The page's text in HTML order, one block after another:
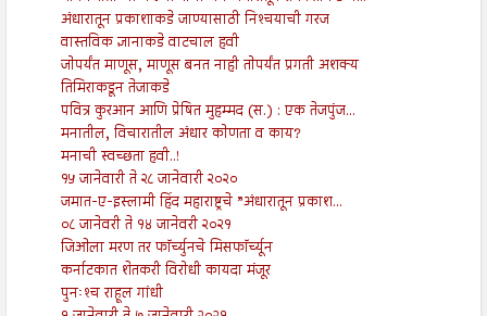
अंधारातून प्रकाशाकडे जाण्यासाठी निश्‍चयाची गरज
वास्तविक ज्ञानाकडे वाटचाल हवी
जोपर्यंत माणूस, माणूस बनत नाही तोपर्यंत प्रगती अशक्य
तिमिराकडून तेजाकडे
पवित्र कुरआन आणि प्रेषित मुहम्मद (स.) : एक तेजपुंज...
मनातील, विचारातील अंधार कोणता व काय?
मनाची स्वच्छता हवी..!
१५ जानेवारी ते २८ जानेवारी २०२०
जमात-ए-इस्लामी हिंद महाराष्ट्रचे ”अंधारातून प्रकाश...
०८ जानेवरी ते १४ जानेवरी २०२१
जिओला मरण तर फॉर्च्युनचे मिसफॉर्च्यून
कर्नाटकात शेतकरी विरोधी कायदा मंजूर
पुनःश्‍च राहूल गांधी